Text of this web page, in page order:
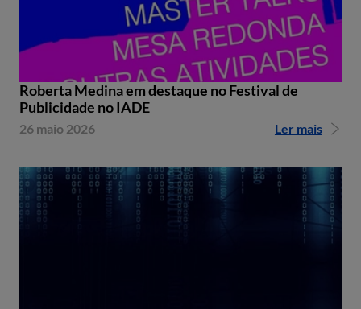
Roberta Medina em destaque no Festival de
Publicidade no IADE
26 maio 2026 Ler mais